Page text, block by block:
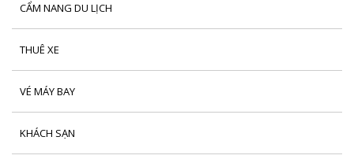
CẨM NANG DU LỊCH
THUÊ XE
VÉ MÁY BAY
KHÁCH SẠN